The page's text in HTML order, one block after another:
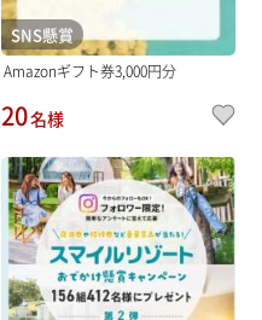
SNS懸賞
Amazonギフト券3,000円分
20名様